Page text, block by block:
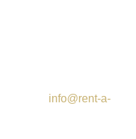
info@rent-a-